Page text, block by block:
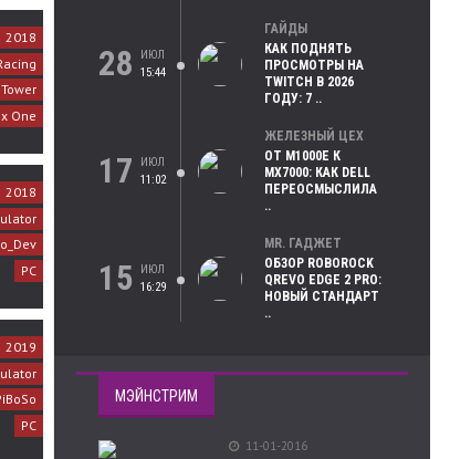
2018
One
2018
PC
2019
PC
28
ИЮЛ
15:44
ГАЙДЫ
КАК ПОДНЯТЬ
ПРОСМОТРЫ НА
TWITCH В 2026
ГОДУ: 7 ..
17
ИЮЛ
11:02
ЖЕЛЕЗНЫЙ ЦЕХ
ОТ M1000E К
MX7000: КАК DELL
ПЕРЕОСМЫСЛИЛА
..
15
ИЮЛ
16:29
MR. ГАДЖЕТ
ОБЗОР ROBOROCK
QREVO EDGE 2 PRO:
НОВЫЙ СТАНДАРТ
..
МЭЙНСТРИМ
11-01-2016